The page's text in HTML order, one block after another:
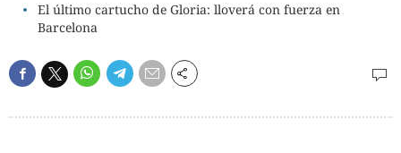
El último cartucho de Gloria: lloverá con fuerza en
Barcelona